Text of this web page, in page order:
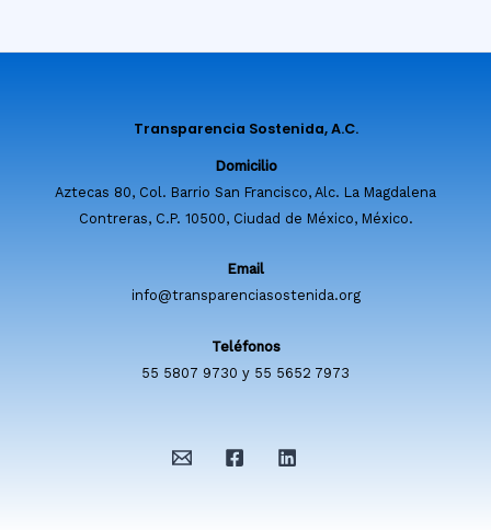
Transparencia Sostenida, A.C.
Domicilio
Aztecas 80, Col. Barrio San Francisco, Alc. La Magdalena
Contreras, C.P. 10500, Ciudad de México, México.
Email
info@transparenciasostenida.org
Teléfonos
55 5807 9730 y 55 5652 7973